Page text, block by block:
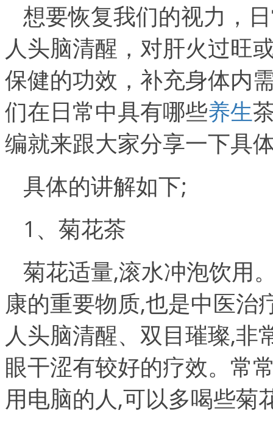
想要恢复我们的视力，
人头脑清醒，对肝火过旺
保健的功效，补充身体内
们在日常中具有哪些养生
编就来跟大家分享一下具
具体的讲解如下;
1、菊花茶
菊花适量,滚水冲泡饮用
康的重要物质,也是中医治
人头脑清醒、双目璀璨,非
眼干涩有较好的疗效。常
用电脑的人,可以多喝些菊